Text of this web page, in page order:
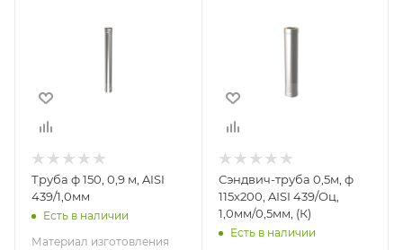
Нержавеющая
УМК
Труба ф 150, 0,9 м, AISI
439/1,0мм
Есть в наличии
Материал изготовления
500
Материал
Нержавеющая
сталь/
Оцинкованная
сталь
Сэндвич-труба 0,5м, ф
115х200, AISI 439/Оц,
1,0мм/0,5мм, (К)
Есть в наличии